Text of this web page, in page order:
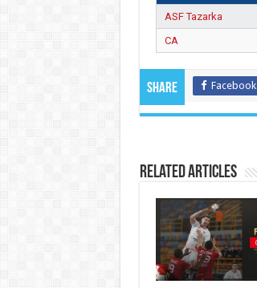
ASF Tazarka
CA
Share Facebook
Related Articles